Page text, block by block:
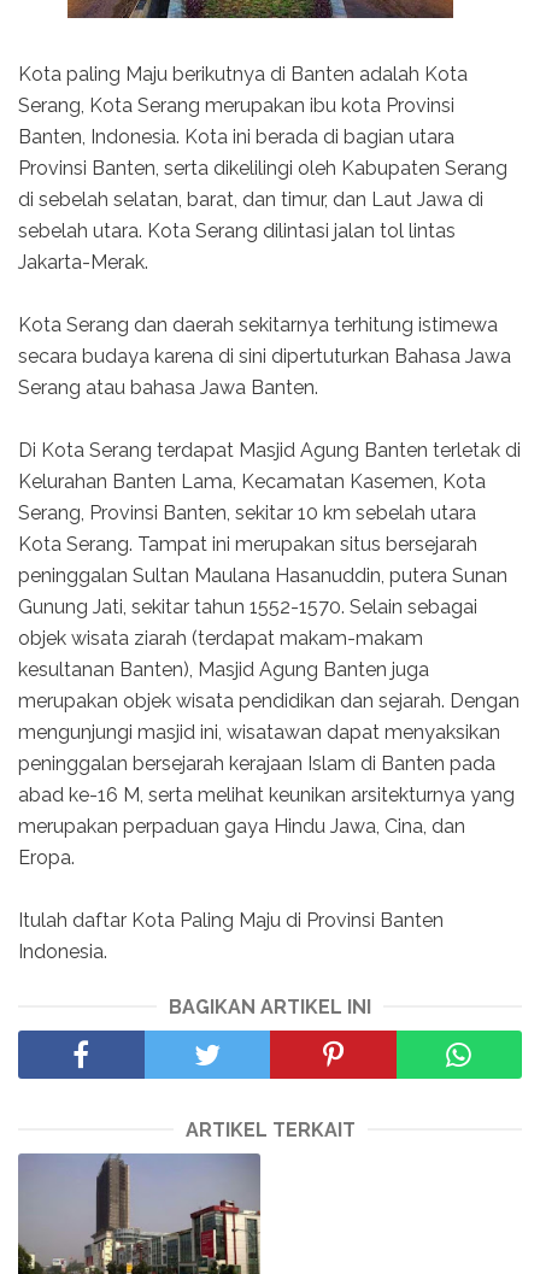
Kota paling Maju berikutnya di Banten adalah Kota
Serang, Kota Serang merupakan ibu kota Provinsi
Banten, Indonesia. Kota ini berada di bagian utara
Provinsi Banten, serta dikelilingi oleh Kabupaten Serang
di sebelah selatan, barat, dan timur, dan Laut Jawa di
sebelah utara. Kota Serang dilintasi jalan tol lintas
Jakarta-Merak.
Kota Serang dan daerah sekitarnya terhitung istimewa
secara budaya karena di sini dipertuturkan Bahasa Jawa
Serang atau bahasa Jawa Banten.
Di Kota Serang terdapat Masjid Agung Banten terletak di
Kelurahan Banten Lama, Kecamatan Kasemen, Kota
Serang, Provinsi Banten, sekitar 10 km sebelah utara
Kota Serang. Tampat ini merupakan situs bersejarah
peninggalan Sultan Maulana Hasanuddin, putera Sunan
Gunung Jati, sekitar tahun 1552-1570. Selain sebagai
objek wisata ziarah (terdapat makam-makam
kesultanan Banten), Masjid Agung Banten juga
merupakan objek wisata pendidikan dan sejarah. Dengan
mengunjungi masjid ini, wisatawan dapat menyaksikan
peninggalan bersejarah kerajaan Islam di Banten pada
abad ke-16 M, serta melihat keunikan arsitekturnya yang
merupakan perpaduan gaya Hindu Jawa, Cina, dan
Eropa.
Itulah daftar Kota Paling Maju di Provinsi Banten
Indonesia.
BAGIKAN ARTIKEL INI
ARTIKEL TERKAIT